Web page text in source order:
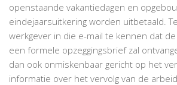
openstaande vakantiedagen en
eindejaarsuitkering worden uitbetaald.
werkgever in die e-mail te kennen dat
een formele opzeggingsbrief zal
dan ook onmiskenbaar gericht op het
informatie over het vervolg van de